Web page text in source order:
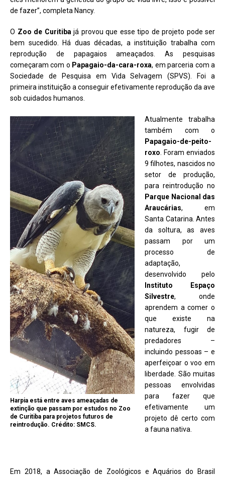
de fazer”, completa Nancy.
O Zoo de Curitibajá provou que esse tipo de projeto pode ser
bem sucedido. Há duas décadas, a instituição trabalha com
reprodução de papagaios ameaçados. As pesquisas
começaram com o Papagaio-da-cara-roxa, em parceria com a
Sociedade de Pesquisa em Vida Selvagem (SPVS). Foi a
primeira instituição a conseguir efetivamente reprodução da ave
sob cuidados humanos.
Harpia está entre aves ameaçadas de
extinção que passam por estudos no Zoo
de Curitiba para projetos futuros de
reintrodução. Crédito: SMCS.
Atualmente trabalha
também com o
Papagaio-de-peito-
roxo. Foram enviados
9 filhotes, nascidos no
setor de produção,
para reintrodução no
Parque Nacional das
Araucárias, em
Santa Catarina. Antes
da soltura, as aves
passam por um
processo de
adaptação,
desenvolvido pelo
Instituto Espaço
Silvestre, onde
aprendem a comer o
que existe na
natureza, fugir de
predadores –
incluindo pessoas – e
aperfeiçoar o voo em
liberdade. São muitas
pessoas envolvidas
para fazer que
efetivamente um
projeto dê certo com
a fauna nativa.
Em 2018, a Associação de Zoológicos e Aquários do Brasil